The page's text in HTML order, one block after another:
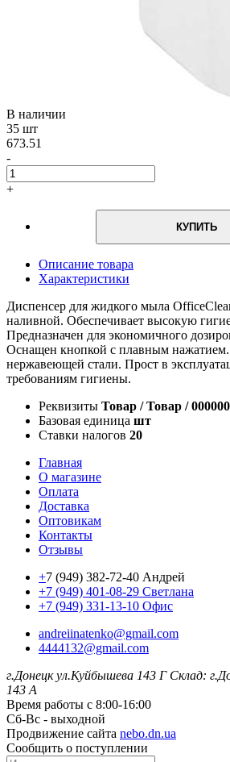
В наличии
35 шт
673.51
-
+
КУПИТЬ
Описание товара
Характеристики
Диспенсер для жидкого мыла
наливной. Обеспечивает высокую
Предназначен для экономичного
Оснащен кнопкой с плавным нажатием.
нержавеющей стали. Прост в
требованиям гигиены.
Реквизиты Товар / Товар /
Базовая единица шт
Ставки налогов 20
Главная
О магазине
Оплата
Доставка
Оптовикам
Контакты
Отзывы
+7 (949) 382-72-40 Андрей
+7 (949) 401-08-29 Светлана
+7 (949) 331-13-10 Офис
andreiinatenko@gmail.com
4444132@gmail.com
г.Донецк ул.Куйбышева 143 Г Склад:
143 А
Время работы с 8:00-16:00
Сб-Вс - выходной
Продвижение сайта nebo.dn.ua
Сообщить о поступлении